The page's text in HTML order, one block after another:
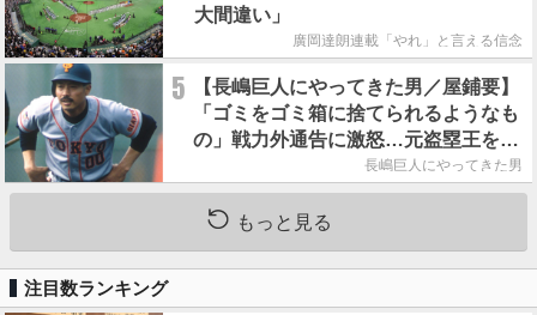
大間違い」
廣岡達朗連載「やれ」と言える信念
5
【長嶋巨人にやってきた男／屋鋪要】
「ゴミをゴミ箱に捨てられるようなも
の」戦力外通告に激怒…元盗塁王を救
った長嶋茂雄の一本の電話長嶋巨人にやってきた男
もっと見る
注目数ランキング